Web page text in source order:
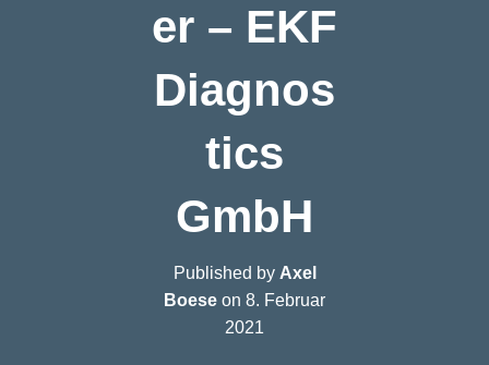
er – EKF
Diagnos
tics
GmbH
Published by Axel
Boese on 8. Februar
2021